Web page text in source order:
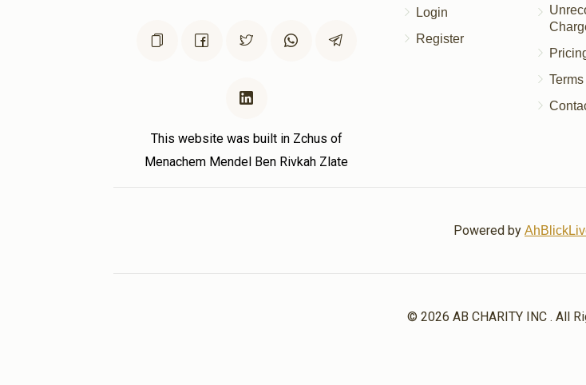
This website was built in Zchus of
Menachem Mendel Ben Rivkah Zlate
Login
Register
Powered by
© 2026 AB CHARITY INC . All